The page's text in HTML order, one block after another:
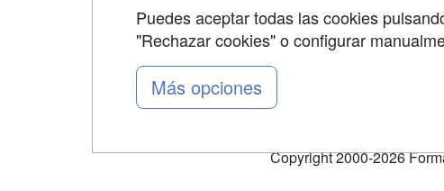
Grupo formazion:
Copyright 2000-2026
Puedes aceptar todas las cookies
"Rechazar cookies" o configurar
Más opciones